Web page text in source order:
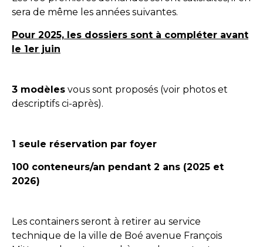
sera de même les années suivantes.
Pour 2025, les dossiers sont à compléter avant
le 1er juin
3 modèles vous sont proposés (voir photos et
descriptifs ci-après).
1 seule réservation par foyer
100 conteneurs/an pendant 2 ans (2025 et
2026)
Les containers seront à retirer au service
technique de la ville de Boé avenue François